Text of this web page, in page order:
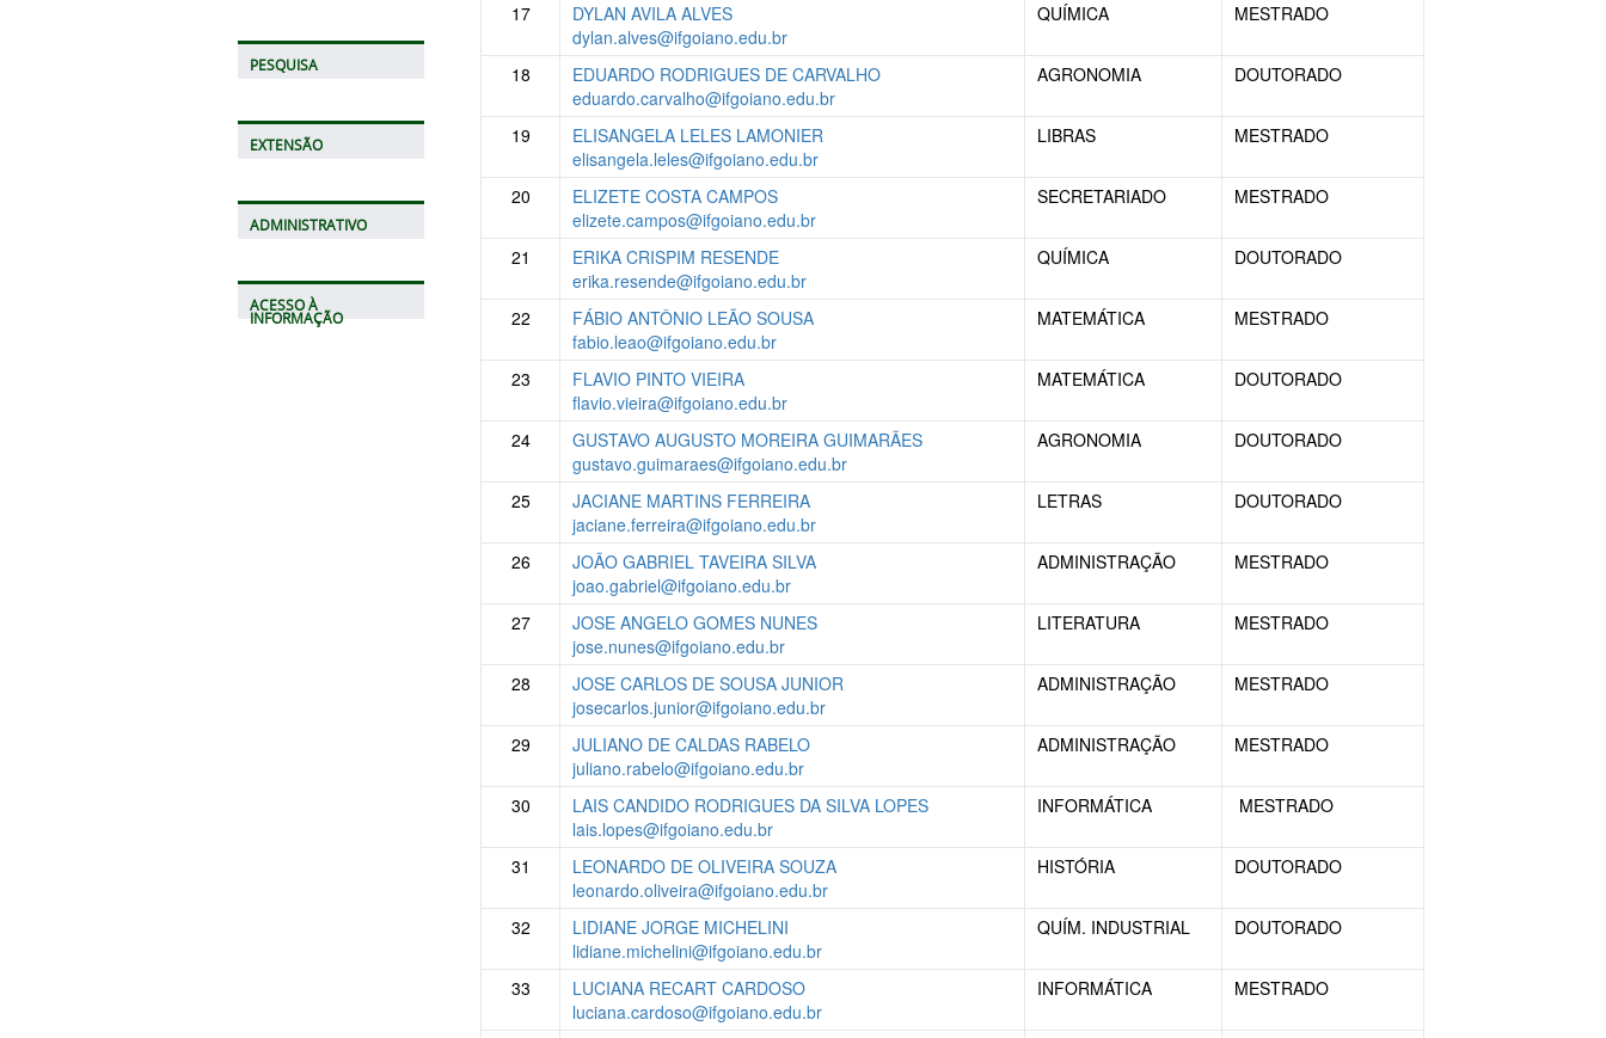
PESQUISA
EXTENSÃO
ADMINISTRATIVO
ACESSO À
INFORMAÇÃO
17
DYLAN AVILA ALVES
dylan.alves@ifgoiano.edu.br
QUÍMICA MESTRADO
18
EDUARDO RODRIGUES DE CARVALHO
eduardo.carvalho@ifgoiano.edu.br
AGRONOMIA DOUTORADO
19
ELISANGELA LELES LAMONIER
elisangela.leles@ifgoiano.edu.br
LIBRAS MESTRADO
20
ELIZETE COSTA CAMPOS
elizete.campos@ifgoiano.edu.br
SECRETARIADO MESTRADO
21
ERIKA CRISPIM RESENDE
erika.resende@ifgoiano.edu.br
QUÍMICA DOUTORADO
22
FÁBIO ANTÔNIO LEÃO SOUSA
fabio.leao@ifgoiano.edu.br
MATEMÁTICA MESTRADO
23
FLAVIO PINTO VIEIRA
flavio.vieira@ifgoiano.edu.br
MATEMÁTICA DOUTORADO
24
GUSTAVO AUGUSTO MOREIRA GUIMARÃES
gustavo.guimaraes@ifgoiano.edu.br
AGRONOMIA DOUTORADO
25
JACIANE MARTINS FERREIRA
jaciane.ferreira@ifgoiano.edu.br
LETRAS DOUTORADO
26
JOÃO GABRIEL TAVEIRA SILVA
joao.gabriel@ifgoiano.edu.br
ADMINISTRAÇÃO MESTRADO
27
JOSE ANGELO GOMES NUNES
jose.nunes@ifgoiano.edu.br
LITERATURA MESTRADO
28
JOSE CARLOS DE SOUSA JUNIOR
josecarlos.junior@ifgoiano.edu.br
ADMINISTRAÇÃO MESTRADO
29
JULIANO DE CALDAS RABELO
juliano.rabelo@ifgoiano.edu.br
ADMINISTRAÇÃO MESTRADO
30
LAIS CANDIDO RODRIGUES DA SILVA LOPES
lais.lopes@ifgoiano.edu.br
INFORMÁTICA MESTRADO
31
LEONARDO DE OLIVEIRA SOUZA
leonardo.oliveira@ifgoiano.edu.br
HISTÓRIA DOUTORADO
32
LIDIANE JORGE MICHELINI
lidiane.michelini@ifgoiano.edu.br
QUÍM. INDUSTRIAL DOUTORADO
33
LUCIANA RECART CARDOSO
luciana.cardoso@ifgoiano.edu.br
INFORMÁTICA MESTRADO